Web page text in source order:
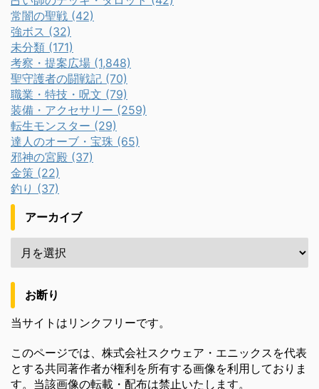
常闇の聖戦 (42)
強ボス (32)
未分類 (171)
考察・提案広場 (1,848)
聖守護者の闘戦記 (70)
職業・特技・呪文 (79)
装備・アクセサリー (259)
転生モンスター (29)
達人のオーブ・宝珠 (65)
邪神の宮殿 (37)
金策 (22)
釣り (37)
アーカイブ
お断り
当サイトはリンクフリーです。
このページでは、株式会社スクウェア・エニックスを代表
とする共同著作者が権利を所有する画像を利用しておりま
す。当該画像の転載・配布は禁止いたします。